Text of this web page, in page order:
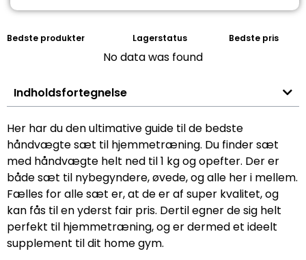
Bedste produkter Lagerstatus Bedste pris
No data was found
Indholdsfortegnelse
Her har du den ultimative guide til de bedste
håndvægte sæt til hjemmetræning. Du finder sæt
med håndvægte helt ned til 1 kg og opefter. Der er
både sæt til nybegyndere, øvede, og alle her i mellem.
Fælles for alle sæt er, at de er af super kvalitet, og
kan fås til en yderst fair pris. Dertil egner de sig helt
perfekt til hjemmetræning, og er dermed et ideelt
supplement til dit home gym.